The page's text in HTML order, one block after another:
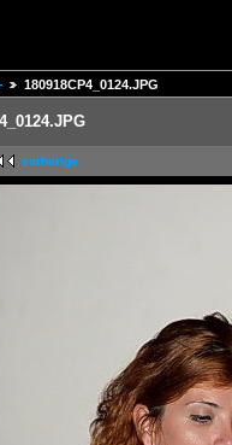
180918CP4_0124.JPG
vorherige